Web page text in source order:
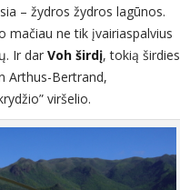
– žydros žydros lagūnos.
mačiau ne tik įvairiaspalvius
Ir dar Voh širdį, tokią širdies
Arthus-Bertrand,
viršelio.